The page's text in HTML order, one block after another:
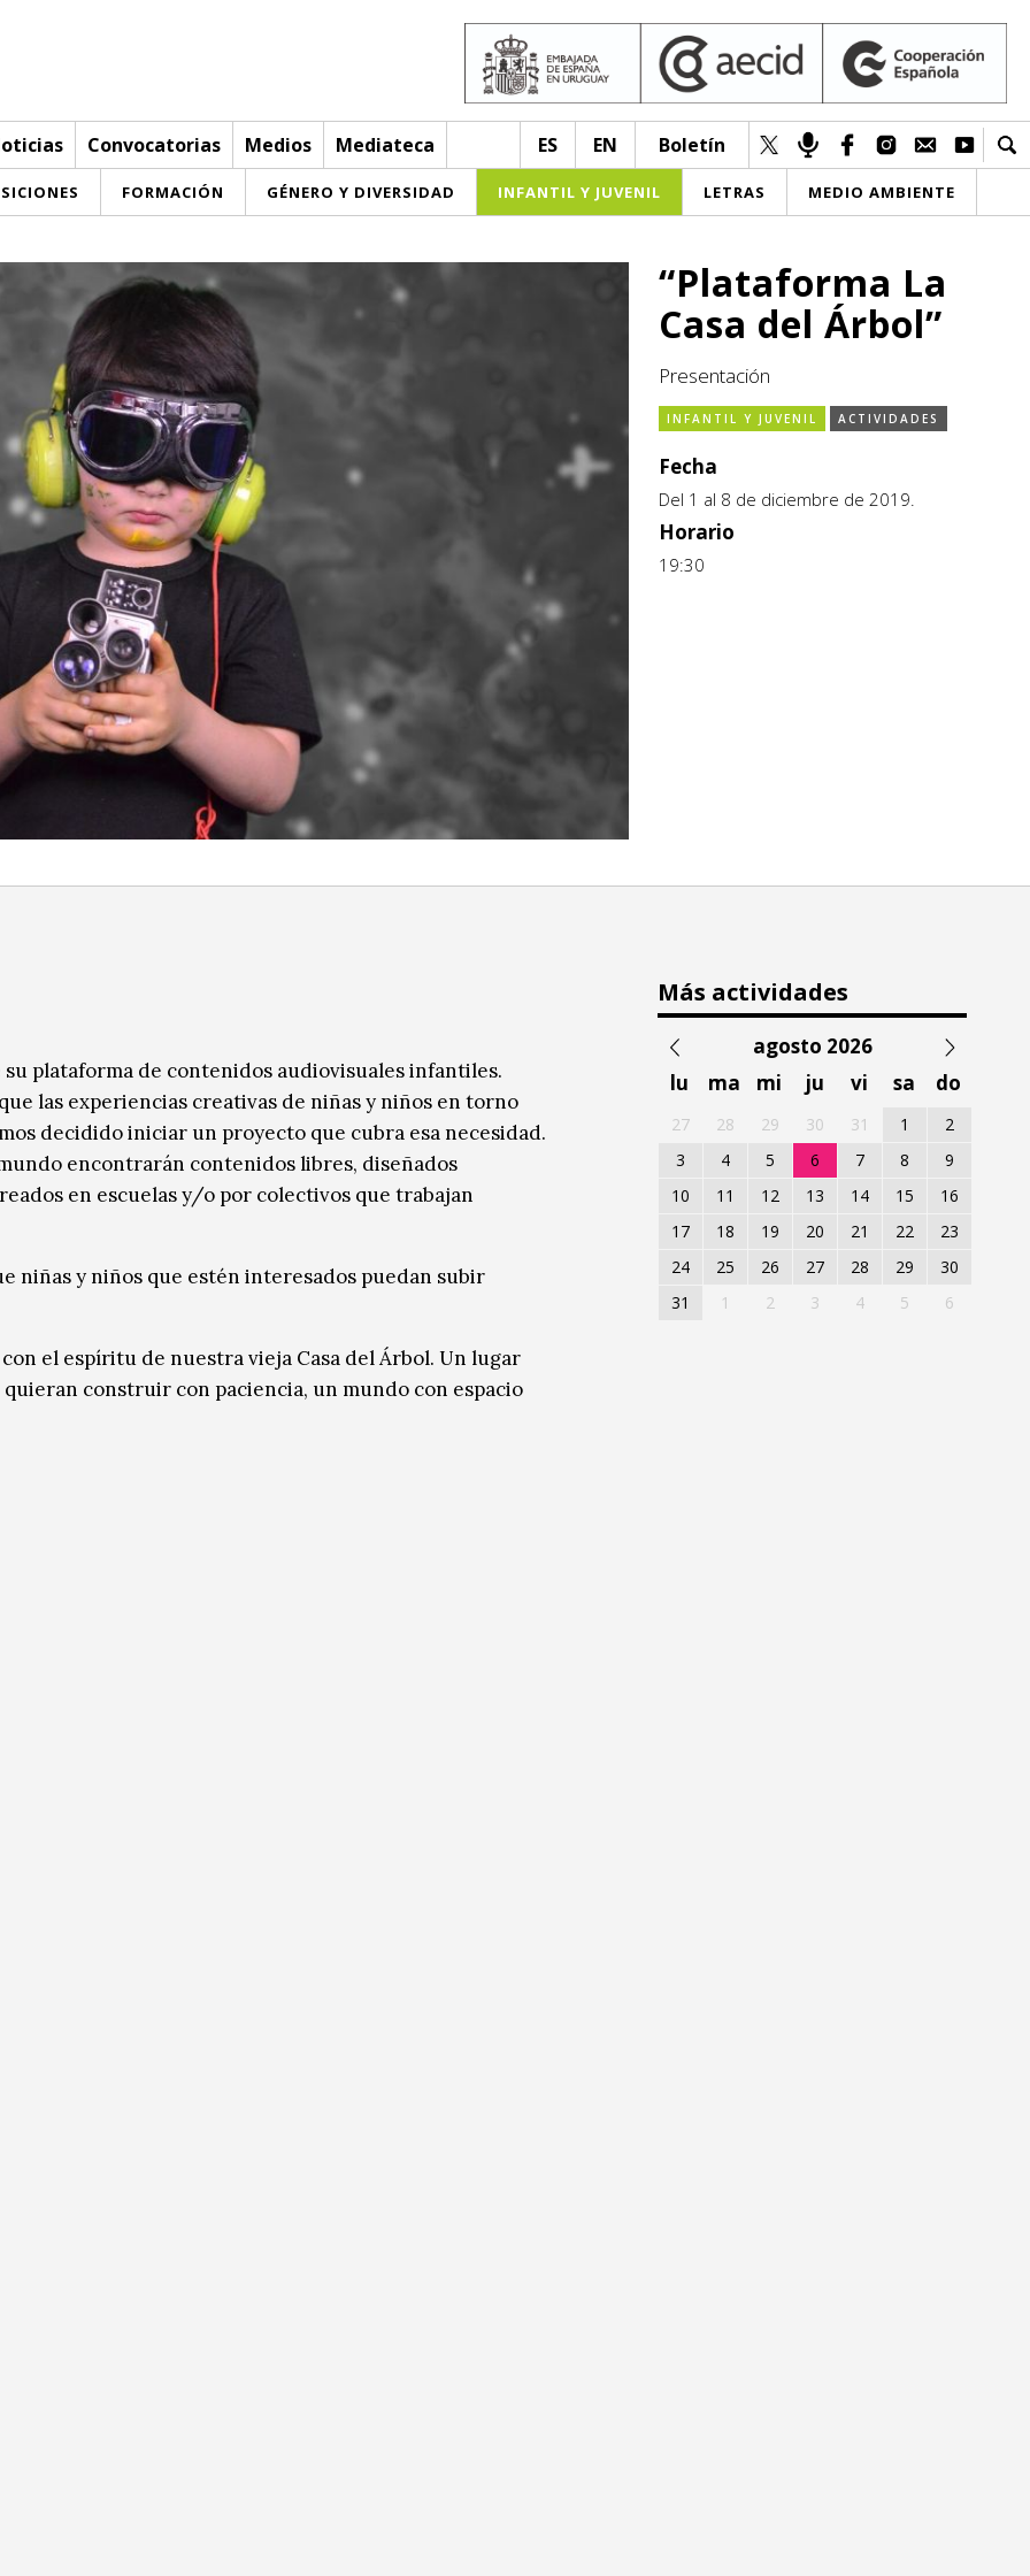
Convocatorias Medios Mediateca ES EN Boletín
FORMACIÓN GÉNERO Y DIVERSIDAD INFANTIL Y JUVENIL LETRAS MEDIO AMBIENTE
“Plataforma La
Casa del Árbol”
Presentación
INFANTIL Y JUVENIL ACTIVIDADES
Fecha
Del 1 al 8 de diciembre de 2019.
Horario
19:30
plataforma de contenidos audiovisuales infantiles.
las experiencias creativas de niñas y niños en torno
decidido iniciar un proyecto que cubra esa necesidad.
encontrarán contenidos libres, diseñados
en escuelas y/o por colectivos que trabajan
niñas y niños que estén interesados puedan subir
el espíritu de nuestra vieja Casa del Árbol. Un lugar
construir con paciencia, un mundo con espacio
Más actividades
agosto 2026
lu
ma mi ju vi sa do
27 28 29 30 31 1
2
3
4 5 6 7 8
9
10
11 12 13 14 15
16
17
18 19 20 21 22
23
24
25 26 27 28 29
30
31
1 2 3 4 5 6